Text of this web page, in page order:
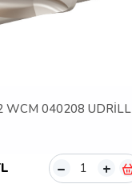
WCM 040208 UDRİLL
– +